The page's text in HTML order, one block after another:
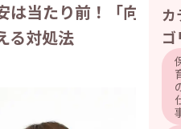
カ
ゴ
当たり前！「向い
る対処法